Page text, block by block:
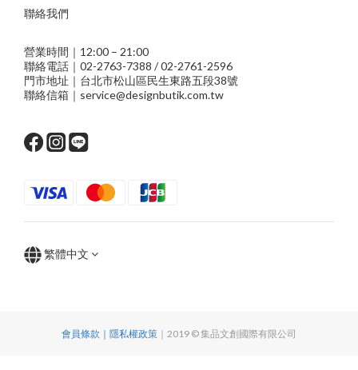
聯絡我們
營業時間｜12:00 – 21:00
聯絡電話｜02-2763-7388 / 02-2761-2596
門市地址｜台北市松山區民生東路五段38號
聯絡信箱｜service@designbutik.com.tw
繁體中文
會員條款｜隱私權政策 ｜2019 © 集品文創國際有限公司